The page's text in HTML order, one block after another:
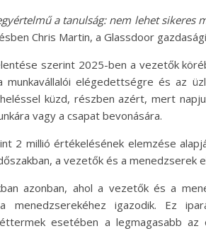
a tanulság: nem lehet
Chris Martin, a Glassdoor
szerint 2025-ben a vezetők
munkavállalói elégedettségre és az
küzd, részben azért, mert
vagy a csapat bevonására.
2 millió értékelésének elemzése
a vezetők és a menedzserek
azonban, ahol a vezetők és a
menedzserekéhez igazodik. Ez
esetében a legmagasabb